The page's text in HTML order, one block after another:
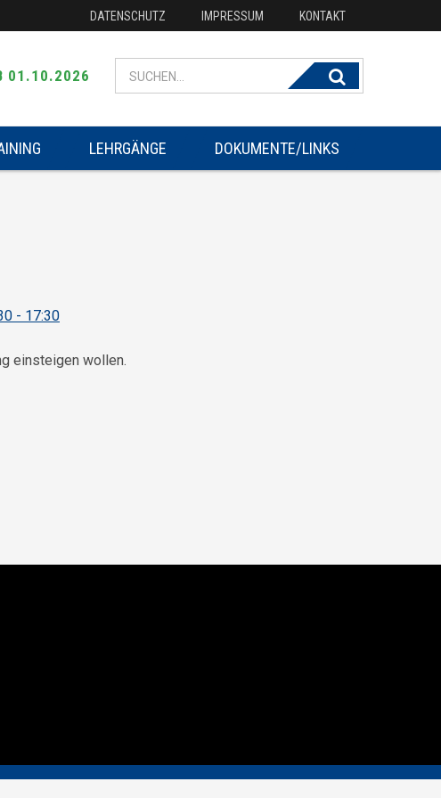
DATENSCHUTZ IMPRESSUM KONTAKT
01.10.2026 Search for:
LEHRGÄNGE DOKUMENTE/LINKS
- 17:30
einsteigen wollen.